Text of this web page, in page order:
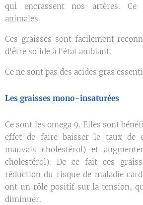
qui encrassent nos artères. Ce
animales.
Ces graisses sont facilement
d'être solide à l'état ambiant.
Ce ne sont pas des acides gras
Les graisses mono-insaturées
Ce sont les omega 9. Elles sont
effet de faire baisser le taux de
mauvais cholestérol) et
cholestérol). De ce fait ces
réduction du risque de maladie
ont un rôle positif sur la tension,
diminuer.